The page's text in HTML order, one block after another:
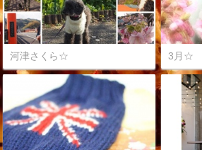
河津さくら☆ 3月☆